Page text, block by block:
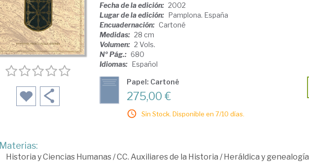
Fecha de la edición: 2002
Lugar de la edición: Pamplona. España
Encuadernación: Cartoné
Medidas: 28 cm
Volumen: 2 Vols.
Nº Pág.: 680
Idiomas: Español
Papel: Cartoné
275,00 €
Sin Stock. Disponible en 7/10 días.
Materias:
Historia y Ciencias Humanas/CC. Auxiliares de la Historia /Heráldica y genealogía